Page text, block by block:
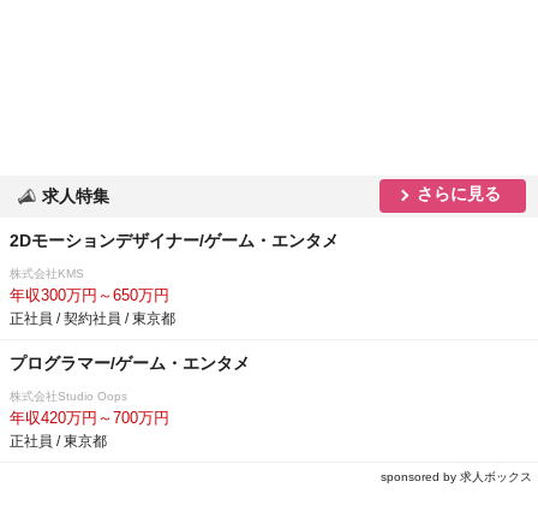
求人特集 さらに見る
2Dモーションデザイナー/ゲーム・エンタメ
株式会社KMS
年収300万円～650万円
正社員 / 契約社員 / 東京都
プログラマー/ゲーム・エンタメ
株式会社Studio Oops
年収420万円～700万円
正社員 / 東京都
sponsored by 求人ボックス